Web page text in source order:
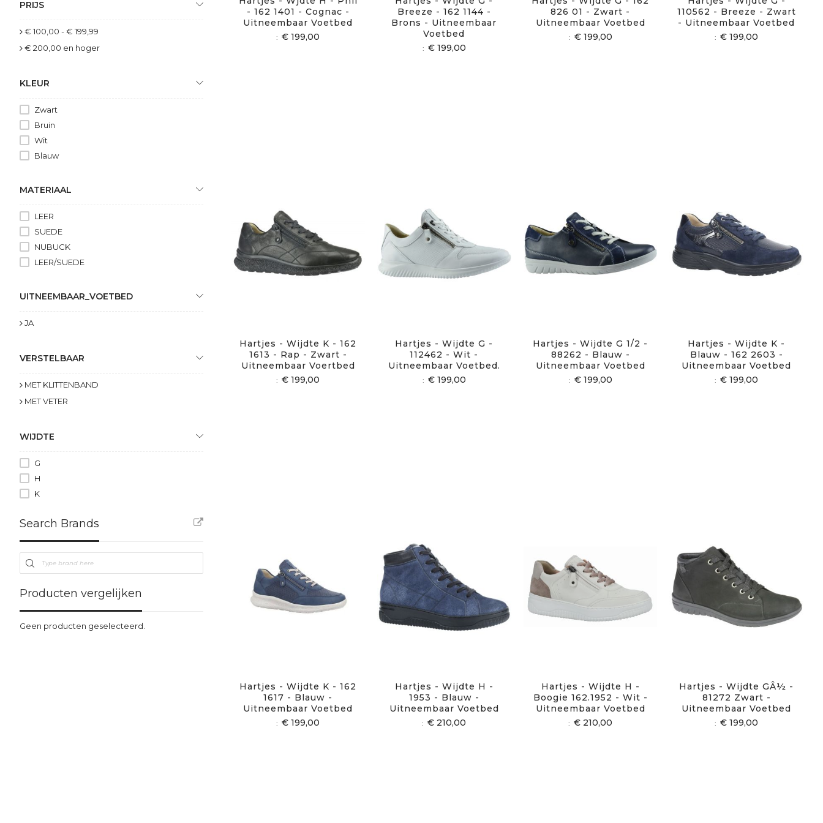
- 162 1401 - Cognac -
Uitneembaar Voetbed
€ 199,00
Breeze - 162 1144 -
Brons - Uitneembaar
Voetbed
€ 199,00
826 01 - Zwart -
Uitneembaar Voetbed
€ 199,00
110562 - Breeze - Zwart
- Uitneembaar Voetbed
€ 199,00
Hartjes - Wijdte K - 162
1613 - Rap - Zwart -
Uitneembaar Voertbed
€ 199,00
Hartjes - Wijdte G -
112462 - Wit -
Uitneembaar Voetbed.
€ 199,00
Hartjes - Wijdte G 1/2 -
88262 - Blauw -
Uitneembaar Voetbed
€ 199,00
Hartjes - Wijdte K -
Blauw - 162 2603 -
Uitneembaar Voetbed
€ 199,00
Hartjes - Wijdte K - 162
1617 - Blauw -
Uitneembaar Voetbed
€ 199,00
Hartjes - Wijdte H -
1953 - Blauw -
Uitneembaar Voetbed
€ 210,00
Hartjes - Wijdte H -
Boogie 162.1952 - Wit -
Uitneembaar Voetbed
€ 210,00
Hartjes - Wijdte GÂ½ -
81272 Zwart -
Uitneembaar Voetbed
€ 199,00
PRIJS
€ 100,00 -€ 199,99
€ 200,00 en hoger
KLEUR
Zwart
Bruin
Wit
Blauw
MATERIAAL
LEER
SUEDE
NUBUCK
LEER/SUEDE
UITNEEMBAAR_VOETBED
JA
VERSTELBAAR
MET KLITTENBAND
MET VETER
WIJDTE
G
H
K
Search Brands
Producten vergelijken
Geen producten geselecteerd.